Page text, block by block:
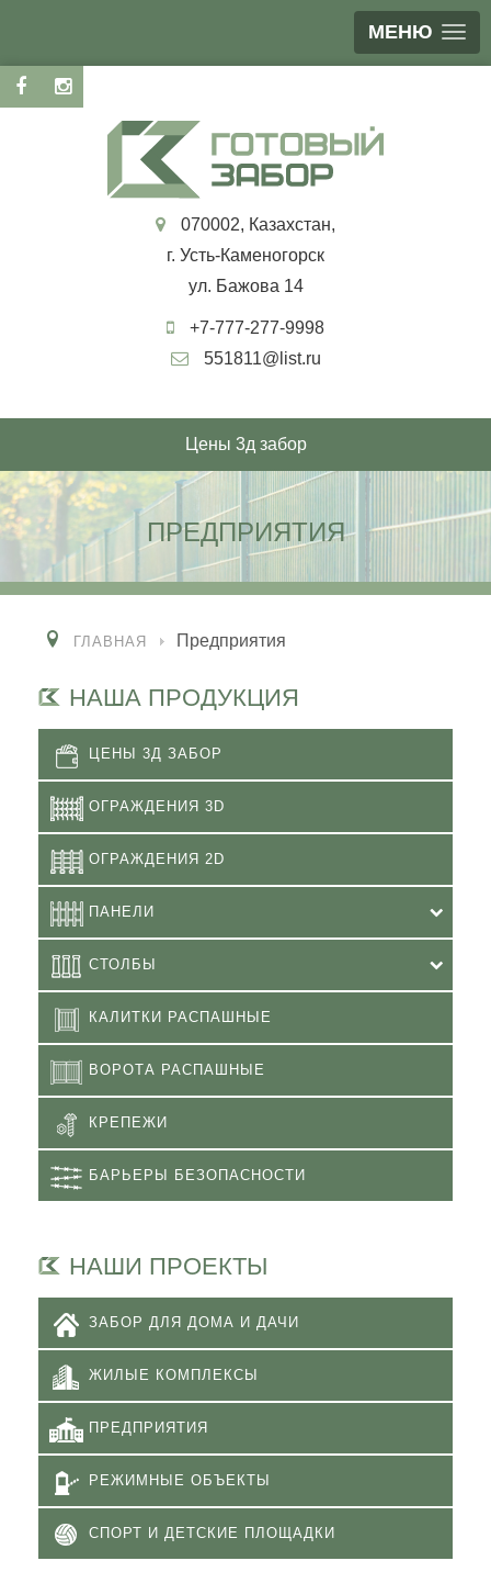
МЕНЮ
070002, Казахстан,
г. Усть-Каменогорск
ул. Бажова 14
+7-777-277-9998
551811@list.ru
Цены 3д забор
ПРЕДПРИЯТИЯ
ГЛАВНАЯ Предприятия
НАША ПРОДУКЦИЯ
ЦЕНЫ 3Д ЗАБОР
ОГРАЖДЕНИЯ 3D
ОГРАЖДЕНИЯ 2D
ПАНЕЛИ
СТОЛБЫ
КАЛИТКИ РАСПАШНЫЕ
ВОРОТА РАСПАШНЫЕ
КРЕПЕЖИ
БАРЬЕРЫ БЕЗОПАСНОСТИ
НАШИ ПРОЕКТЫ
ЗАБОР ДЛЯ ДОМА И ДАЧИ
ЖИЛЫЕ КОМПЛЕКСЫ
ПРЕДПРИЯТИЯ
РЕЖИМНЫЕ ОБЪЕКТЫ
СПОРТ И ДЕТСКИЕ ПЛОЩАДКИ